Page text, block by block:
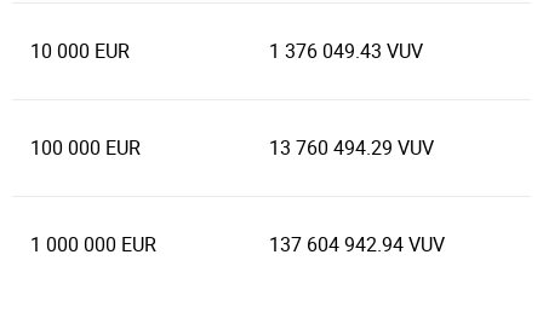
10 000 EUR 1 376 049.43 VUV
100 000 EUR 13 760 494.29 VUV
1 000 000 EUR 137 604 942.94 VUV